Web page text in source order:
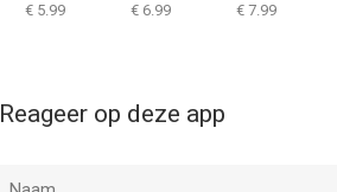
€ 5.99
€ 6.99
€ 7.99
Reageer op deze app